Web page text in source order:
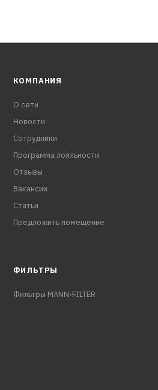
КОМПАНИЯ
О сети
Новости
Сотрудники
Программа лояльности
Отзывы
Вакансии
Статьи
Предложить помещение
ФИЛЬТРЫ
Фильтры MANN-FILTER